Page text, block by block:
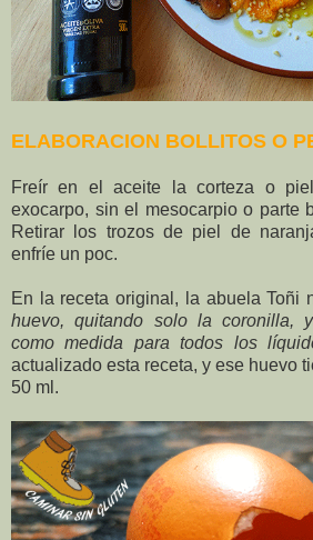
ELABORACION BOLLITOS O
Freír en el aceite la corteza o
exocarpo, sin el mesocarpio o parte
Retirar los trozos de piel de
enfríe un poc.
En la receta original, la abuela Toñi
huevo, quitando solo la coronilla,
como medida para todos los
actualizado esta receta, y ese huevo
50 ml.